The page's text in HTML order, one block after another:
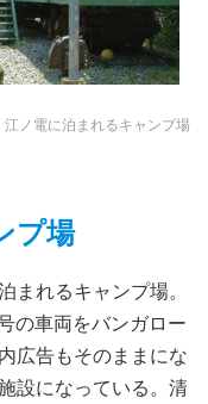
江ノ電に泊まれるキャンプ場
プ場
れるキャンプ場。
の車両をバンガロー
広告もそのままにな
設になっている。清